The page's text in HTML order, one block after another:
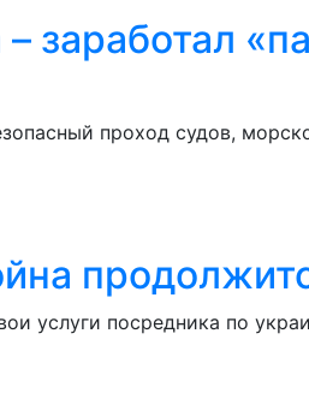
заработал
проход судов,
услуги посредника по